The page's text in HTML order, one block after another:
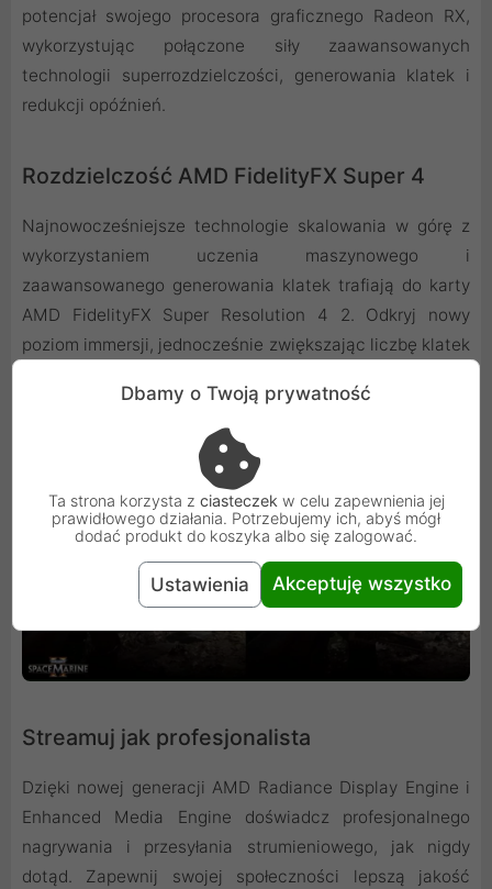
potencjał swojego procesora graficznego Radeon RX,
wykorzystując połączone siły zaawansowanych
technologii superrozdzielczości, generowania klatek i
redukcji opóźnień.
Rozdzielczość AMD FidelityFX Super 4
Najnowocześniejsze technologie skalowania w górę z
wykorzystaniem uczenia maszynowego i
zaawansowanego generowania klatek trafiają do karty
AMD FidelityFX Super Resolution 4 2. Odkryj nowy
poziom immersji, jednocześnie zwiększając liczbę klatek
Streamuj jak profesjonalista
Dzięki nowej generacji AMD Radiance Display Engine i
Enhanced Media Engine doświadcz profesjonalnego
nagrywania i przesyłania strumieniowego, jak nigdy
dotąd. Zapewnij swojej społeczności lepszą jakość
Dbamy o Twoją prywatność
Ta strona korzysta z ciasteczek w celu zapewnienia jej
prawidłowego działania. Potrzebujemy ich, abyś mógł
dodać produkt do koszyka albo się zalogować.
Ustawienia Akceptuję wszystko